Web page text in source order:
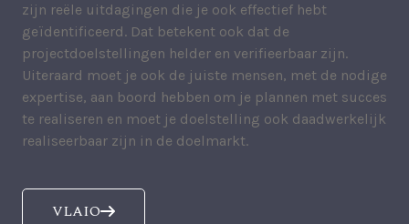
zijn reële uitdagingen die je ook effectief hebt
geïdentificeerd. Dat betekent ook dat de
projectdoelstellingen helder en verifieerbaar zijn.
Uiteraard moet je ook de juiste mensen, met de nodige
expertise, aan boord hebben om je plannen met succes
te realiseren en moet je doelstelling ook daadwerkelijk
realiseerbaar zijn in de doelmarkt.
VLAIO